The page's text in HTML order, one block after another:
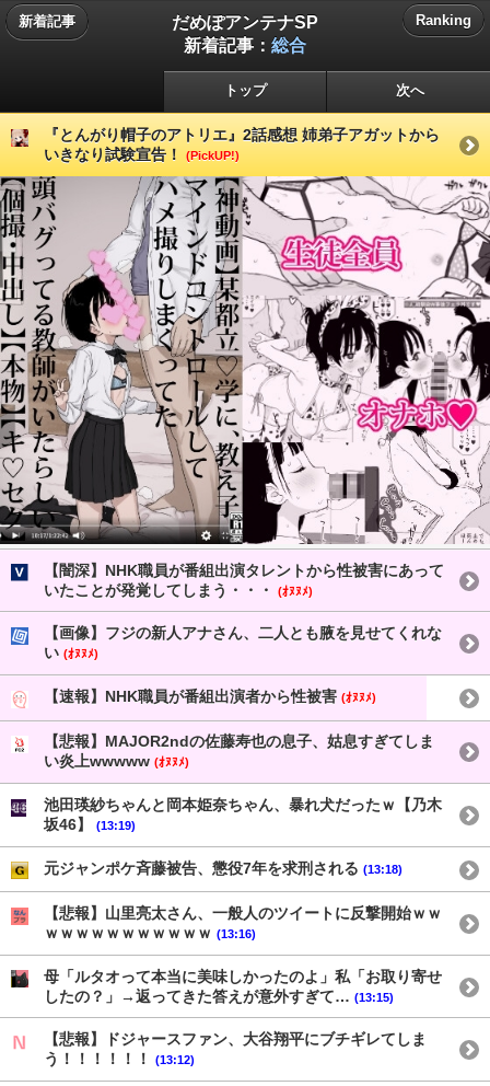
新着記事
だめぽアンテナSP
新着記事： 総合
Ranking
トップ 次へ
『とんがり帽子のアトリエ』2話感想 姉弟子アガットから
いきなり試験宣告！
(PickUP!)
【闇深】NHK職員が番組出演タレントから性被害にあって
いたことが発覚してしまう・・・
(ｵﾇﾇﾒ)
【画像】フジの新人アナさん、二人とも腋を見せてくれな
い (ｵﾇﾇﾒ)
【速報】NHK職員が番組出演者から性被害 (ｵﾇﾇﾒ)
【悲報】MAJOR2ndの佐藤寿也の息子、姑息すぎてしま
い炎上wwwww (ｵﾇﾇﾒ)
池田瑛紗ちゃんと岡本姫奈ちゃん、暴れ犬だったｗ【乃木
坂46】
(13:19)
元ジャンポケ斉藤被告、懲役7年を求刑される (13:18)
【悲報】山里亮太さん、一般人のツイートに反撃開始ｗｗ
ｗｗｗｗｗｗｗｗｗｗｗ (13:16)
母「ルタオって本当に美味しかったのよ」私「お取り寄せ
したの？」→返ってきた答えが意外すぎて… (13:15)
【悲報】ドジャースファン、大谷翔平にブチギレてしま
う！！！！！！
(13:12)